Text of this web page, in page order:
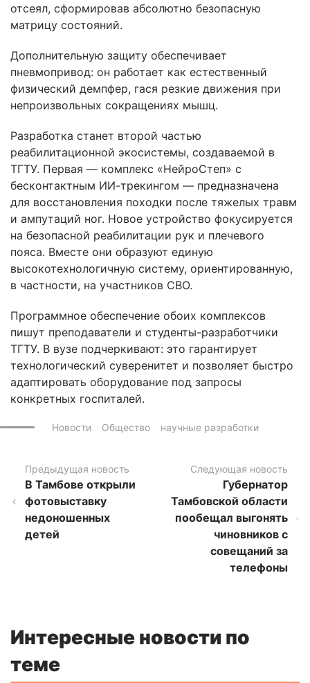
отсеял, сформировав абсолютно безопасную
матрицу состояний.
Дополнительную защиту обеспечивает
пневмопривод: он работает как естественный
физический демпфер, гася резкие движения при
непроизвольных сокращениях мышц.
Разработка станет второй частью
реабилитационной экосистемы, создаваемой в
ТГТУ. Первая — комплекс «НейроСтеп» с
бесконтактным ИИ-трекингом — предназначена
для восстановления походки после тяжелых травм
и ампутаций ног. Новое устройство фокусируется
на безопасной реабилитации рук и плечевого
пояса. Вместе они образуют единую
высокотехнологичную систему, ориентированную,
в частности, на участников СВО.
Программное обеспечение обоих комплексов
пишут преподаватели и студенты-разработчики
ТГТУ. В вузе подчеркивают: это гарантирует
технологический суверенитет и позволяет быстро
адаптировать оборудование под запросы
конкретных госпиталей.
Новости Общество научные разработки
Предыдущая новость
В Тамбове открыли
фотовыставку
недоношенных
детей
Следующая новость
Губернатор
Тамбовской области
пообещал выгонять
чиновников с
совещаний за
телефоны
Интересные новости по
теме